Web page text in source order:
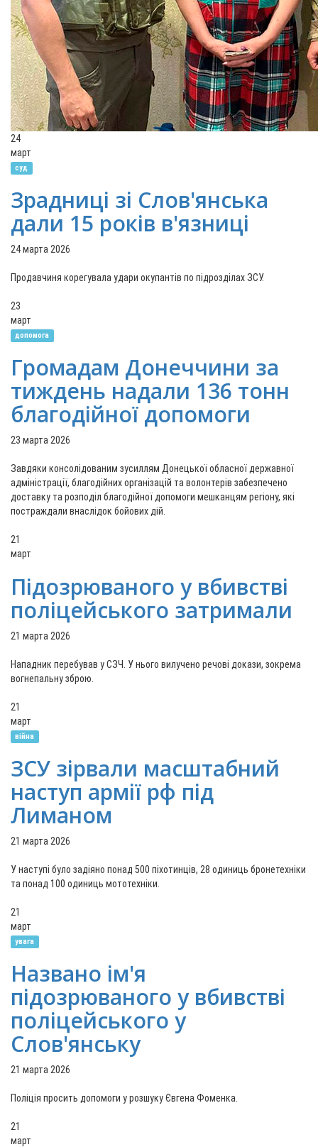
24
март
суд
Зрадниці зі Слов'янська
дали 15 років в'язниці
24 марта 2026
Продавчиня корегувала удари окупантів по підрозділах ЗСУ.
23
март
допомога
Громадам Донеччини за
тиждень надали 136 тонн
благодійної допомоги
23 марта 2026
Завдяки консолідованим зусиллям Донецької обласної державної
адміністрації, благодійних організацій та волонтерів забезпечено
доставку та розподіл благодійної допомоги мешканцям регіону, які
постраждали внаслідок бойових дій.
21
март
Підозрюваного у вбивстві
поліцейського затримали
21 марта 2026
Нападник перебував у СЗЧ. У нього вилучено речові докази, зокрема
вогнепальну зброю.
21
март
війна
ЗСУ зірвали масштабний
наступ армії рф під
Лиманом
21 марта 2026
У наступі було задіяно понад 500 піхотинців, 28 одиниць бронетехніки
та понад 100 одиниць мототехніки.
21
март
увага
Названо ім'я
підозрюваного у вбивстві
поліцейського у
Слов'янську
21 марта 2026
Поліція просить допомоги у розшуку Євгена Фоменка.
21
март